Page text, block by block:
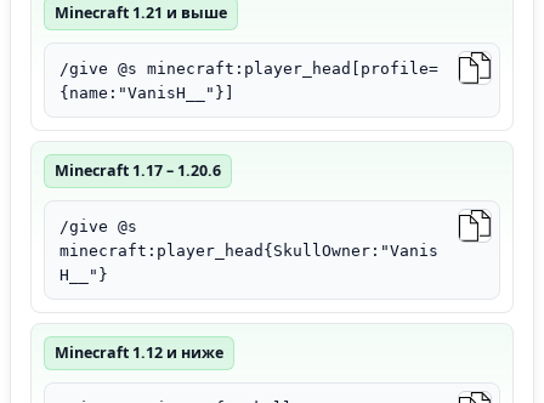
Minecraft 1.21 и выше
/give @s minecraft:player_head[profile=
{name:"VanisH__"}]
Minecraft 1.17 – 1.20.6
/give @s
minecraft:player_head{SkullOwner:"Vanis
H__"}
Minecraft 1.12 и ниже